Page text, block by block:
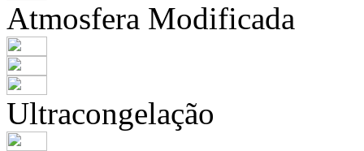
Atmosfera Modificada
Ultracongelação